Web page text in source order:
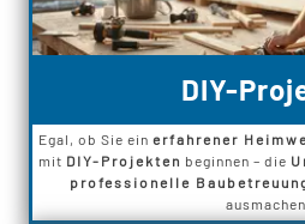
DIY-
Egal, ob Sie ein erfahrener
mit DIY-Projekten beginnen – die
professionelle
ausmachen.